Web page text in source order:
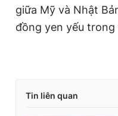
giữa Mỹ và Nhật
đồng yen yếu trong
Tin liên quan